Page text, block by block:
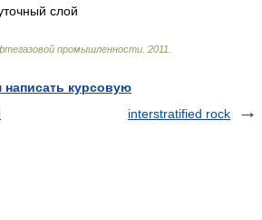
слой
промышленности 2011
курсовую
interstratified rock